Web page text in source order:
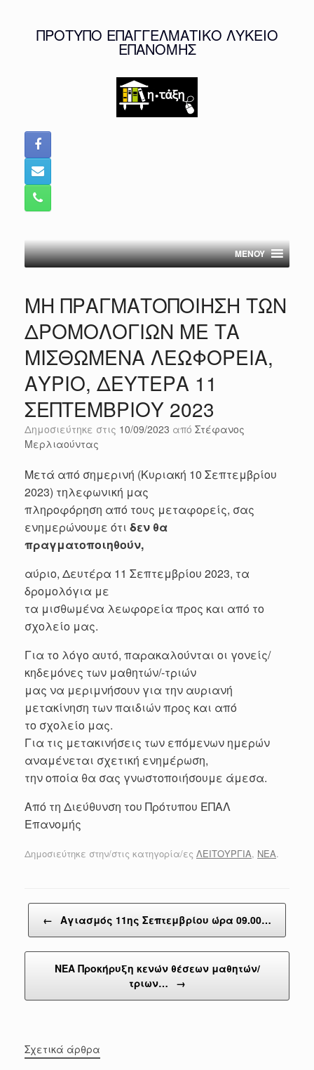
ΠΡΟΤΥΠΟ ΕΠΑΓΓΕΛΜΑΤΙΚΟ ΛΥΚΕΙΟ
ΕΠΑΝΟΜΗΣ
MENOY
ΜΗ ΠΡΑΓΜΑΤΟΠΟΙΗΣΗ ΤΩΝ
ΔΡΟΜΟΛΟΓΙΩΝ ΜΕ ΤΑ
ΜΙΣΘΩΜΕΝΑ ΛΕΩΦΟΡΕΙΑ,
ΑΥΡΙΟ, ΔΕΥΤΕΡΑ 11
ΣΕΠΤΕΜΒΡΙΟΥ 2023
Δημοσιεύτηκε στις 10/09/2023 από Στέφανος
Μερλιαούντας
Μετά από σημερινή (Κυριακή 10 Σεπτεμβρίου
2023) τηλεφωνική μας
πληροφόρηση από τους μεταφορείς, σας
ενημερώνουμε ότι δεν θα
πραγματοποιηθούν,
αύριο, Δευτέρα 11 Σεπτεμβρίου 2023, τα
δρομολόγια με
τα μισθωμένα λεωφορεία προς και από το
σχολείο μας.
Για το λόγο αυτό, παρακαλούνται οι γονείς/
κηδεμόνες των μαθητών/-τριών
μας να μεριμνήσουν για την αυριανή
μετακίνηση των παιδιών προς και από
το σχολείο μας.
Για τις μετακινήσεις των επόμενων ημερών
αναμένεται σχετική ενημέρωση,
την οποία θα σας γνωστοποιήσουμε άμεσα.
Από τη Διεύθυνση του Πρότυπου ΕΠΑΛ
Επανομής
Δημοσιεύτηκε στην/στις κατηγορία/ες ΛΕΙΤΟΥΡΓΙΑ, ΝΕΑ.
Post navigation
← Αγιασμός 11ης Σεπτεμβρίου ώρα 09.00…
ΝΕΑ Προκήρυξη κενών θέσεων μαθητών/
τριων…
→
Σχετικά άρθρα